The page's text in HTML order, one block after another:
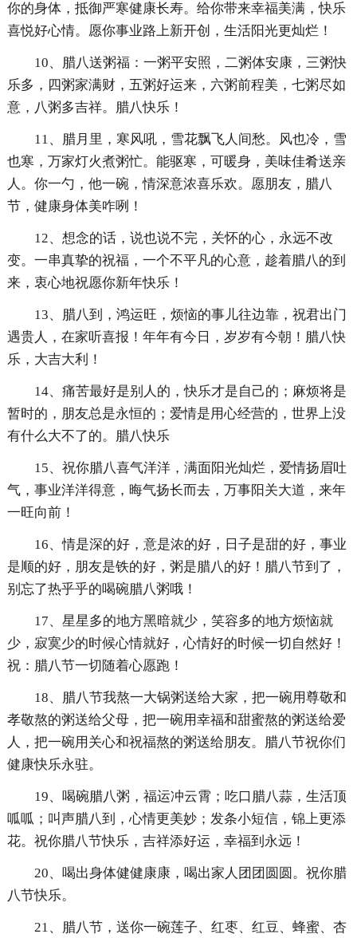
你的身体，抵御严寒健康长寿。给你带来幸福美满，快乐
喜悦好心情。愿你事业路上新开创，生活阳光更灿烂！
10、腊八送粥福：一粥平安照，二粥体安康，三粥快
乐多，四粥家满财，五粥好运来，六粥前程美，七粥尽如
意，八粥多吉祥。腊八快乐！
11、腊月里，寒风吼，雪花飘飞人间愁。风也冷，雪
也寒，万家灯火煮粥忙。能驱寒，可暖身，美味佳肴送亲
人。你一勺，他一碗，情深意浓喜乐欢。愿朋友，腊八
节，健康身体美咋咧！
12、想念的话，说也说不完，关怀的心，永远不改
变。一串真挚的祝福，一个不平凡的心意，趁着腊八的到
来，衷心地祝愿你新年快乐！
13、腊八到，鸿运旺，烦恼的事儿往边靠，祝君出门
遇贵人，在家听喜报！年年有今日，岁岁有今朝！腊八快
乐，大吉大利！
14、痛苦最好是别人的，快乐才是自己的；麻烦将是
暂时的，朋友总是永恒的；爱情是用心经营的，世界上没
有什么大不了的。腊八快乐
15、祝你腊八喜气洋洋，满面阳光灿烂，爱情扬眉吐
气，事业洋洋得意，晦气扬长而去，万事阳关大道，来年
一旺向前！
16、情是深的好，意是浓的好，日子是甜的好，事业
是顺的好，朋友是铁的好，粥是腊八的好！腊八节到了，
别忘了热乎乎的喝碗腊八粥哦！
17、星星多的地方黑暗就少，笑容多的地方烦恼就
少，寂寞少的时候心情就好，心情好的时候一切自然好！
祝：腊八节一切随着心愿跑！
18、腊八节我熬一大锅粥送给大家，把一碗用尊敬和
孝敬熬的粥送给父母，把一碗用幸福和甜蜜熬的粥送给爱
人，把一碗用关心和祝福熬的粥送给朋友。腊八节祝你们
健康快乐永驻。
19、喝碗腊八粥，福运冲云霄；吃口腊八蒜，生活顶
呱呱；叫声腊八到，心情更美妙；发条小短信，锦上更添
花。祝你腊八节快乐，吉祥添好运，幸福到永远！
20、喝出身体健健康康，喝出家人团团圆圆。祝你腊
八节快乐。
21、腊八节，送你一碗莲子、红枣、红豆、蜂蜜、杏